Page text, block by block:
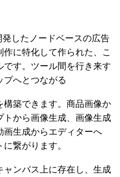
したノードベースの広告
に特化して作られた、こ
す。ツール間を行き来す
プへとつながる
築できます。商品画像か
トから画像生成、画像生成
生成からエディターへ
繋がります。
ンバス上に存在し、生成